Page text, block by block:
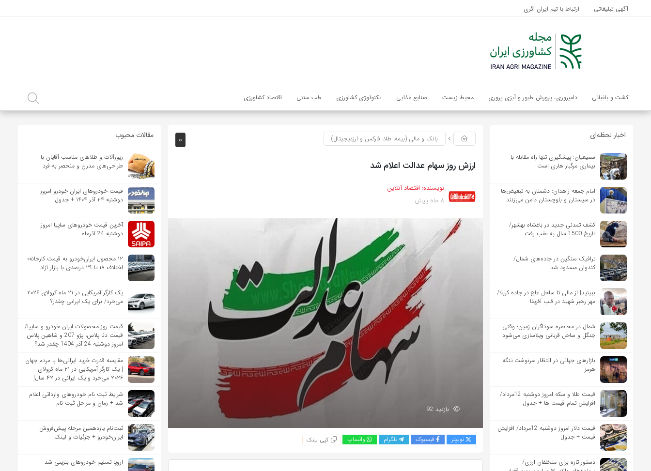
آگهی تبلیغاتی ارتباط با تیم ایران اگری
کشت و باغبانی دامپروری، پرورش طیور و آبزی پروری محیط زیست صنایع غذایی تکنولوژی کشاورزی طب سنتی اقتصاد کشاورزی
اخبار لحظه‌ای
سمیعیان: پیشگیری تنها راه مقابله با
بیماری مرگبار هاری است
امام جمعه زاهدان: دشمنان به تبعیض‌ها
در سیستان و بلوچستان دامن می‌زنند
کشف تمدنی جدید در باغشاه بهشهر/
تاریخ 1500 سال به عقب رفت
ترافیک سنگین در جاده‌های شمال/
کندوان مسدود شد
ببینید| از مالی تا ساحل عاج در جاده کربلا/
مهر رهبر شهید در قلب آفریقا
شمال در محاصره سوداگران زمین؛ وقتی
جنگل و ساحل قربانی ویلاسازی می‌شود
بازارهای جهانی در انتظار سرنوشت تنگه
هرمز
قیمت طلا و سکه امروز دوشنبه 12مرداد/
افزایش تمام قیمت ها + جدول
قیمت دلار امروز دوشنبه 12مرداد/ افزایش
قیمت + جدول
دستور تازه برای متخلفان ارزی/
0 بانک و مالی (بیمه، طلا، فارکس و ارزدیجیتال)
ارزش روز سهام عدالت اعلام شد
نویسنده: اقتصاد آنلاین
8 ماه پیش
بازدید 92
توییتر فیسبوک تلگرام واتساپ کپی لینک
مقالات محبوب
زیورآلات و طلاهای مناسب آقایان با
طراحی‌های مدرن و منحصر به فرد
قیمت خودرو‌های ایران خودرو امروز
دوشنبه ۲۴ آذر ۱۴۰۴ + جدول
آخرین قیمت خودروهای ساپیا امروز
دوشنبه 24 آذرماه
۱۲ محصول ایران‌خودرو به قیمت کارخانه؛
اختلاف ۱۸ تا ۲۹ درصدی با بازار آزاد
یک کارگر آمریکایی در ۲۱ ماه کرولای ۲۰۲۶
می‌خرد/ برای یک ایرانی چقدر؟
قیمت روز محصولات ایران خودرو و سایپا/
قیمت دنا پلاس، پژو 207 و شاهین پلاس
امروز دوشنبه 24 آذر 1404 چقدر شد؟
مقایسه قدرت خرید ایرانی‌ها با مردم جهان
| یک کارگر آمریکایی در ۲۱ ماه کرولای
۲۰۲۶ می‌خرد و یک ایرانی در ۴۲ سال!
شرایط ثبت نام خودروهای وارداتی اعلام
شد + زمان و مراحل ثبت نام
ثبت‌نام یازدهمین مرحله پیش‌فروش
ایران‌خودرو + جزئیات و لینک
اروپا تسلیم خودروهای بنزینی شد